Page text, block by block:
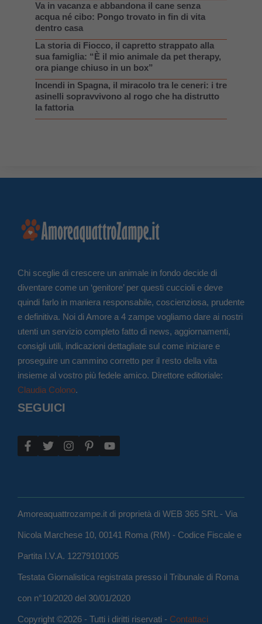
Va in vacanza e abbandona il cane senza
acqua né cibo: Pongo trovato in fin di vita
dentro casa
La storia di Fiocco, il capretto strappato alla
sua famiglia: “È il mio animale da pet therapy,
ora piange chiuso in un box”
Incendi in Spagna, il miracolo tra le ceneri: i tre
asinelli sopravvivono al rogo che ha distrutto
la fattoria
Chi sceglie di crescere un animale in fondo decide di
diventare come un ‘genitore’ per questi cuccioli e deve
quindi farlo in maniera responsabile, coscienziosa, prudente
e definitiva. Noi di Amore a 4 zampe vogliamo dare ai nostri
utenti un servizio completo fatto di news, aggiornamenti,
consigli utili, indicazioni dettagliate sul come iniziare e
proseguire un cammino corretto per il resto della vita
insieme al vostro più fedele amico. Direttore editoriale:
Claudia Colono.
SEGUICI
Amoreaquattrozampe.it di proprietà di WEB 365 SRL - Via
Nicola Marchese 10, 00141 Roma (RM) - Codice Fiscale e
Partita I.V.A. 12279101005
Testata Giornalistica registrata presso il Tribunale di Roma
con n°10/2020 del 30/01/2020
Copyright ©2026 - Tutti i diritti riservati - Contattaci